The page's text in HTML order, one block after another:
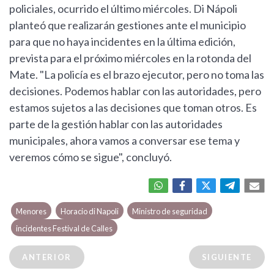
policiales, ocurrido el último miércoles. Di Nápoli
planteó que realizarán gestiones ante el municipio
para que no haya incidentes en la última edición,
prevista para el próximo miércoles en la rotonda del
Mate. "La policía es el brazo ejecutor, pero no toma las
decisiones. Podemos hablar con las autoridades, pero
estamos sujetos a las decisiones que toman otros. Es
parte de la gestión hablar con las autoridades
municipales, ahora vamos a conversar ese tema y
veremos cómo se sigue", concluyó.
Menores Horacio di Napoli
Ministro de seguridad
incidentes Festival de Calles
ANTERIOR SIGUIENTE